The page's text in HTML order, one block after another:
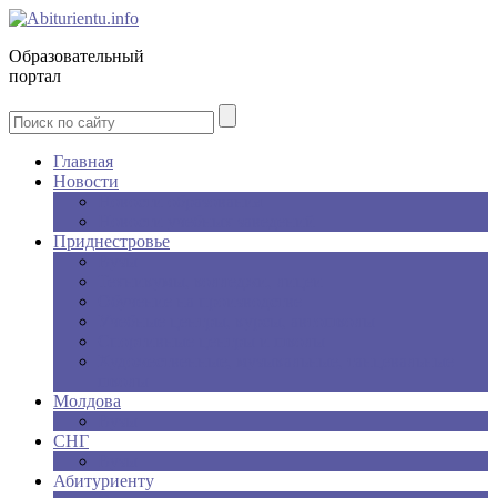
Образовательный
портал
Главная
Новости
Приднестровье
Молдова
СНГ
Абитуриенту